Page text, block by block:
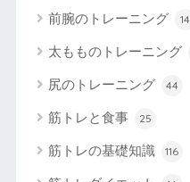
前腕のトレーニング 14
太もものトレーニング
尻のトレーニング 44
筋トレと食事 25
筋トレの基礎知識 116